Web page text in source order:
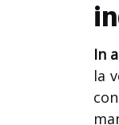
In
la